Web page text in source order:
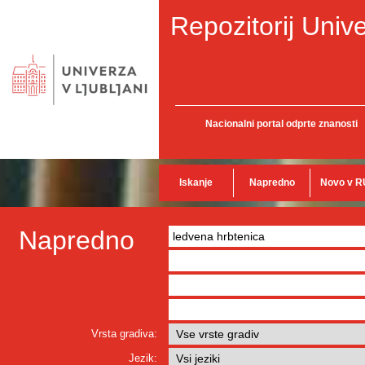
Repozitorij
Nacionalni portal odprte znanosti
Iskanje Napredno Novo v
Napredno
Vrsta gradiva:
Jezik: